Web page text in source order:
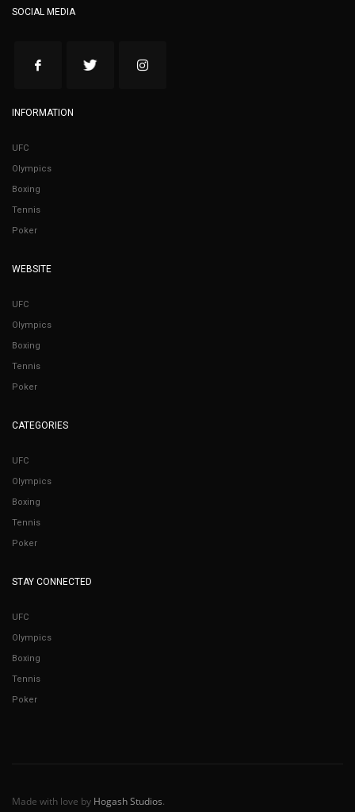
SOCIAL MEDIA
INFORMATION
UFC
Olympics
Boxing
Tennis
Poker
WEBSITE
UFC
Olympics
Boxing
Tennis
Poker
CATEGORIES
UFC
Olympics
Boxing
Tennis
Poker
STAY CONNECTED
UFC
Olympics
Boxing
Tennis
Poker
Made with love by Hogash Studios.